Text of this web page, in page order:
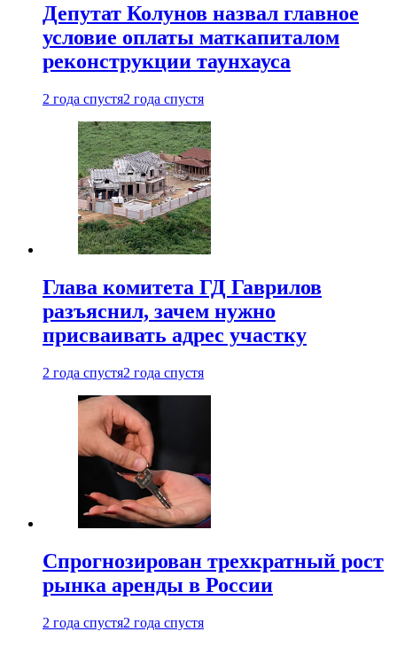
Депутат Колунов назвал главное
условие оплаты маткапиталом
реконструкции таунхауса
2 года спустя2 года спустя
Глава комитета ГД Гаврилов
разъяснил, зачем нужно
присваивать адрес участку
2 года спустя2 года спустя
Спрогнозирован трехкратный рост
рынка аренды в России
2 года спустя2 года спустя